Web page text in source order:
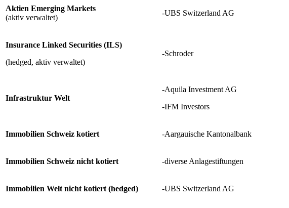
Aktien Emerging Markets
(aktiv verwaltet)
-UBS Switzerland AG
Insurance Linked Securities (ILS)
(hedged, aktiv verwaltet)
-Schroder
Infrastruktur Welt
-Aquila Investment AG
-IFM Investors
Immobilien Schweiz kotiert -Aargauische Kantonalbank
Immobilien Schweiz nicht kotiert -diverse Anlagestiftungen
Immobilien Welt nicht kotiert (hedged) -UBS Switzerland AG